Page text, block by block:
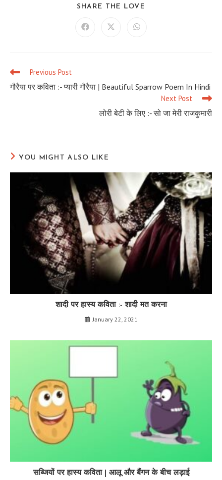
SHARE THE LOVE
Opens Opens Opens
Read
more
articles
Previous Post
गौरैया पर कविता :- प्यारी गौरैया | Beautiful Sparrow Poem In Hindi
Next Post
लोरी बेटी के लिए :- सो जा मेरी राजकुमारी
YOU MIGHT ALSO LIKE
शादी पर हास्य कविता :- शादी मत करना
January 22, 2021
सब्जियों पर हास्य कविता | आलू और बैंगन के बीच लड़ाई